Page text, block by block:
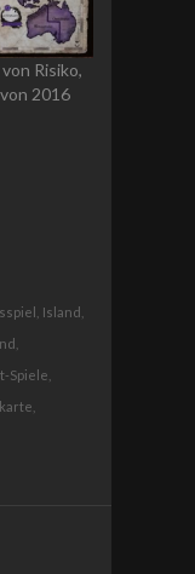
Risiko,
2016
Island,
Spiele,